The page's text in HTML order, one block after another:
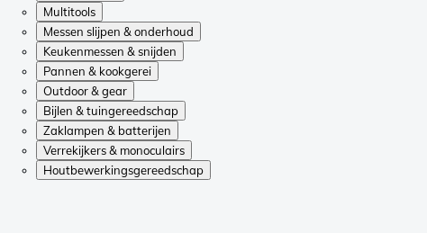
Multitools
Messen slijpen & onderhoud
Keukenmessen & snijden
Pannen & kookgerei
Outdoor & gear
Bijlen & tuingereedschap
Zaklampen & batterijen
Verrekijkers & monoculairs
Houtbewerkingsgereedschap